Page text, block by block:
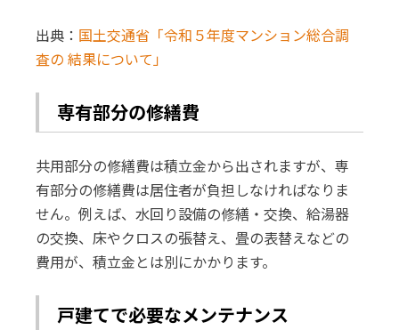
出典： 国土交通省「令和５年度マンション総合調
査の 結果について」
専有部分の修繕費
共用部分の修繕費は積立金から出されますが、専
有部分の修繕費は居住者が負担しなければなりま
せん。例えば、水回り設備の修繕・交換、給湯器
の交換、床やクロスの張替え、畳の表替えなどの
費用が、積立金とは別にかかります。
戸建てで必要なメンテナンス